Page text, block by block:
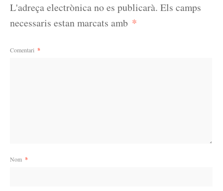
L'adreça electrònica no es publicarà. Els camps
necessaris estan marcats amb *
Comentari *
Nom *